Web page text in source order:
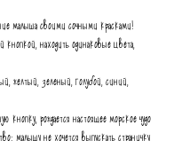
малыша своими сочными красками!
кнопкой, находить одинаковые цвета,
желтый, зеленый, голубой, синий,
кнопку, рождается настоящее морское чудо
малышу не хочется выпускать страничку